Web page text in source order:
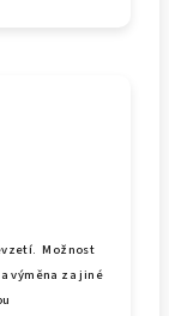
Možnost
výměna za jiné